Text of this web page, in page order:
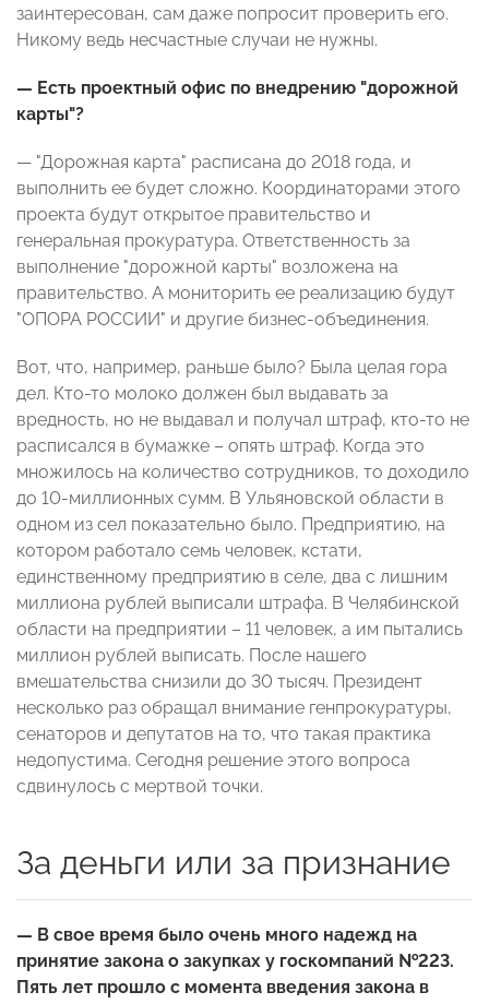
заинтересован, сам даже попросит проверить его.
Никому ведь несчастные случаи не нужны.
— Есть проектный офис по внедрению "дорожной
карты"?
— "Дорожная карта" расписана до 2018 года, и
выполнить ее будет сложно. Координаторами этого
проекта будут открытое правительство и
генеральная прокуратура. Ответственность за
выполнение "дорожной карты" возложена на
правительство. А мониторить ее реализацию будут
"ОПОРА РОССИИ" и другие бизнес-объединения.
Вот, что, например, раньше было? Была целая гора
дел. Кто-то молоко должен был выдавать за
вредность, но не выдавал и получал штраф, кто-то не
расписался в бумажке – опять штраф. Когда это
множилось на количество сотрудников, то доходило
до 10-миллионных сумм. В Ульяновской области в
одном из сел показательно было. Предприятию, на
котором работало семь человек, кстати,
единственному предприятию в селе, два с лишним
миллиона рублей выписали штрафа. В Челябинской
области на предприятии – 11 человек, а им пытались
миллион рублей выписать. После нашего
вмешательства снизили до 30 тысяч. Президент
несколько раз обращал внимание генпрокуратуры,
сенаторов и депутатов на то, что такая практика
недопустима. Сегодня решение этого вопроса
сдвинулось с мертвой точки.
За деньги или за признание
— В свое время было очень много надежд на
принятие закона о закупках у госкомпаний №223.
Пять лет прошло с момента введения закона в